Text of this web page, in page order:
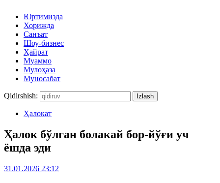
Юртимизда
Хорижда
Санъат
Шоу-бизнес
Ҳайрат
Муаммо
Мулоҳаза
Муносабат
Qidirshish:
Ҳалокат
Ҳалок бўлган болакай бор-йўғи уч
ёшда эди
31.01.2026 23:12